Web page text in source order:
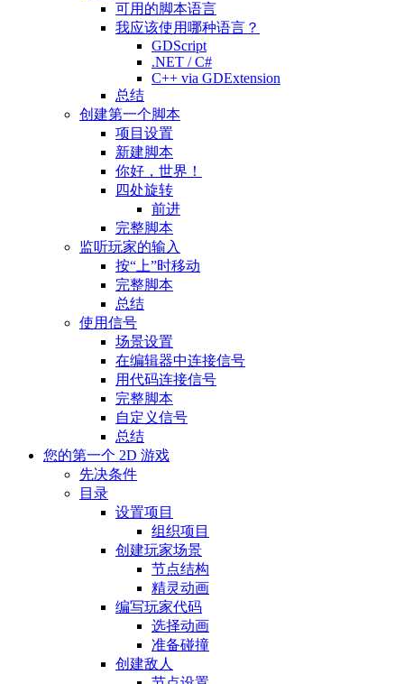
可用的脚本语言
我应该使用哪种语言？
GDScript
.NET / C#
C++ via GDExtension
总结
创建第一个脚本
项目设置
新建脚本
你好，世界！
四处旋转
前进
完整脚本
监听玩家的输入
按“上”时移动
完整脚本
总结
使用信号
场景设置
在编辑器中连接信号
用代码连接信号
完整脚本
自定义信号
总结
您的第一个 2D 游戏
先决条件
目录
设置项目
组织项目
创建玩家场景
节点结构
精灵动画
编写玩家代码
选择动画
准备碰撞
创建敌人